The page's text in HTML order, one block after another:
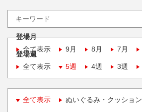
登場月
全て表示
9月 8月 7月
登場週
全て表示
5週 4週 3週
全て表示 ぬいぐるみ・クッション